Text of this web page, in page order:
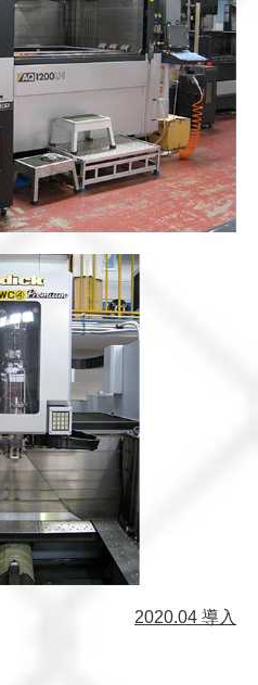
2020.04 導入